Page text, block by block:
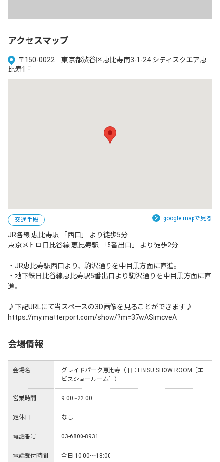
アクセスマップ
〒150-0022 東京都渋谷区恵比寿南3-1-24 シティスクエア恵
比寿1Ｆ
google mapで見る
交通手段
JR各線 恵比寿駅 「西口」 より徒歩5分
東京メトロ日比谷線 恵比寿駅 「5番出口」 より徒歩2分
・JR恵比寿駅西口より、駒沢通りを中目黒方面に直進。
・地下鉄日比谷線恵比寿駅5番出口より駒沢通りを中目黒方面に直
進。
♪下記URLにて当スペースの3D画像を見ることができます♪
https://my.matterport.com/show/?m=37wASimcveA
会場情報
会場名
グレイドパーク恵比寿（旧：EBISU SHOW ROOM［エ
ビスショールーム］）
営業時間 9:00~22:00
定休日 なし
電話番号 03-6800-8931
電話受付時間 全日 10:00～18:00